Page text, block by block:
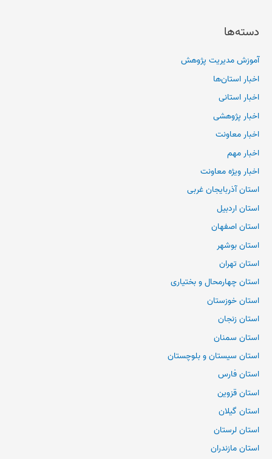
دسته‌ها
آموزش مدیریت پژوهش
اخبار استان‌ها
اخبار استانی
اخبار پژوهشی
اخبار معاونت
اخبار مهم
اخبار ویژه معاونت
استان آذربایجان غربی
استان اردبیل
استان اصفهان
استان بوشهر
استان تهران
استان چهارمحال و بختیاری
استان خوزستان
استان زنجان
استان سمنان
استان سیستان و بلوچستان
استان فارس
استان قزوین
استان گیلان
استان لرستان
استان مازندران